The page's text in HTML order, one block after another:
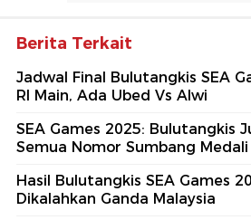
Berita Terkait
Jadwal Final Bulutangkis SEA
RI Main, Ada Ubed Vs Alwi
SEA Games 2025: Bulutangkis
Semua Nomor Sumbang Medali
Hasil Bulutangkis SEA Games
Dikalahkan Ganda Malaysia